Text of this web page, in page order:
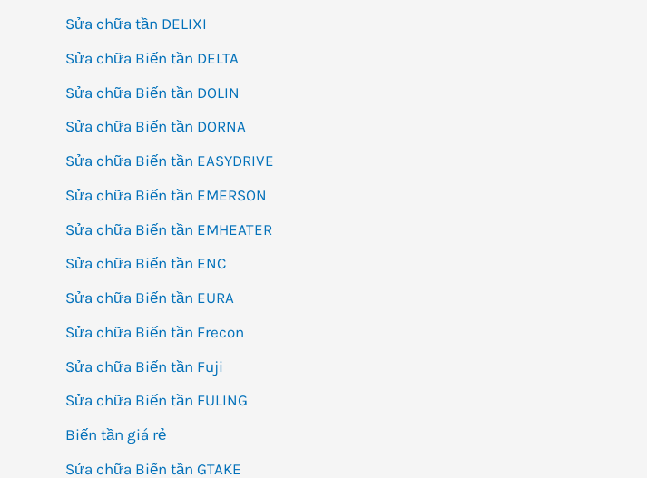
Sửa chữa tần DELIXI
Sửa chữa Biến tần DELTA
Sửa chữa Biến tần DOLIN
Sửa chữa Biến tần DORNA
Sửa chữa Biến tần EASYDRIVE
Sửa chữa Biến tần EMERSON
Sửa chữa Biến tần EMHEATER
Sửa chữa Biến tần ENC
Sửa chữa Biến tần EURA
Sửa chữa Biến tần Frecon
Sửa chữa Biến tần Fuji
Sửa chữa Biến tần FULING
Biến tần giá rẻ
Sửa chữa Biến tần GTAKE